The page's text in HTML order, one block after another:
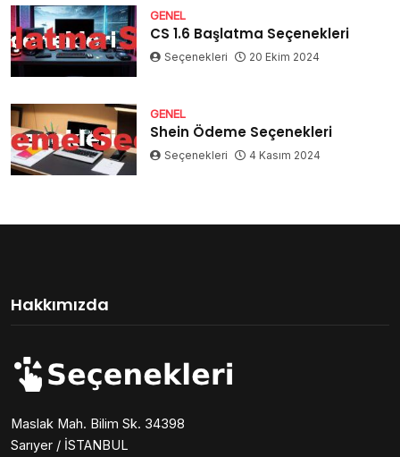
GENEL
CS 1.6 Başlatma Seçenekleri
Seçenekleri 20 Ekim 2024
GENEL
Shein Ödeme Seçenekleri
Seçenekleri 4 Kasım 2024
Hakkımızda
Maslak Mah. Bilim Sk. 34398
Sarıyer / İSTANBUL